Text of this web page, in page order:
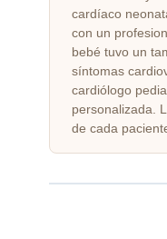
cardíaco
con un
bebé tuvo un
síntomas
cardiólogo
personalizada.
de cada